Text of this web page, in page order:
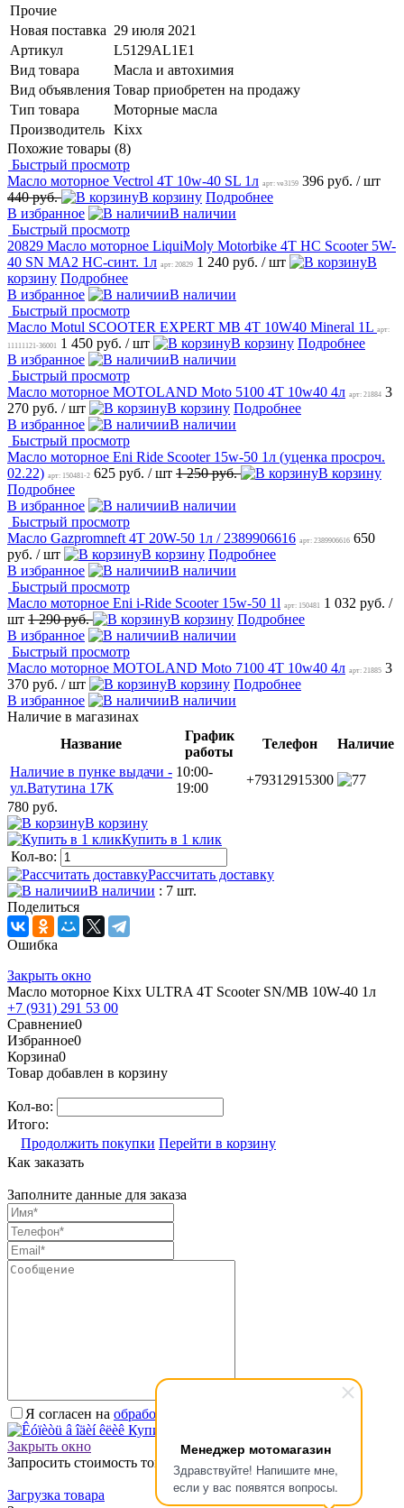
Менеджер мотомагазин
Здравствуйте! Напишите мне,
если у вас появятся вопросы.
Прочие
Новая поставка 29 июля 2021
Артикул
L5129AL1E1
Вид товара
Масла и автохимия
Вид объявления Товар приобретен на продажу
Тип товара
Моторные масла
Производитель Kixx
Похожие товары (8)
Быстрый просмотр
Масло моторное Vectrol 4T 10w-40 SL 1л арт: ve3159 396 руб. / шт
440 руб.
В корзину Подробнее
В избранное
В наличии
Быстрый просмотр
20829 Масло моторное LiquiMoly Motorbike 4T HC Scooter 5W-
40 SN MA2 НС-синт. 1л арт: 20829 1 240 руб. / шт
В
корзину Подробнее
В избранное
В наличии
Быстрый просмотр
Масло Motul SCOOTER EXPERT MB 4T 10W40 Mineral 1L арт:
11111121-36001 1 450 руб. / шт В корзину Подробнее
В избранное
В наличии
Быстрый просмотр
Масло моторное MOTOLAND Moto 5100 4T 10w40 4л арт: 21884 3
270 руб. / шт В корзину Подробнее
В избранное
В наличии
Быстрый просмотр
Масло моторное Eni Ride Scooter 15w-50 1л (уценка просроч.
02.22) арт: 150481-2 625 руб. / шт 1 250 руб.
В корзину
Подробнее
В избранное
В наличии
Быстрый просмотр
Масло Gazpromneft 4Т 20W-50 1л / 2389906616 арт: 2389906616 650
руб. / шт В корзину Подробнее
В избранное
В наличии
Быстрый просмотр
Масло моторное Eni i-Ride Scooter 15w-50 1l арт: 150481 1 032 руб. /
шт 1 290 руб. В корзину Подробнее
В избранное
В наличии
Быстрый просмотр
Масло моторное MOTOLAND Moto 7100 4T 10w40 4л арт: 21885 3
370 руб. / шт В корзину Подробнее
В избранное
В наличии
Наличие в магазинах
Название
График
работы
Телефон
Наличие
Наличие в пунке выдачи -
ул.Ватутина 17К
10:00-
19:00
+79312915300
7
780 руб.
В корзину
Купить в 1 клик
Кол-во:
Рассчитать доставку
В наличии : 7 шт.
Поделиться
Ошибка
Закрыть окно
Масло моторное Kixx ULTRA 4T Scooter SN/MB 10W-40 1л
+7 (931) 291 53 00
Сравнение0
Избранное0
Корзина0
Товар добавлен в корзину
Кол-во:
Итого:
Продолжить покупки Перейти в корзину
Как заказать
Заполните данные для заказа
Я согласен на обработку персональных данных.
Купить в один клик
Закрыть окно
Запросить стоимость товара
Загрузка товара